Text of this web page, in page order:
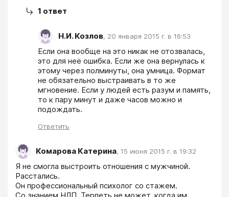
1 ответ
Н.И. Козлов, 20 января 2015 г. в 16:53
Если она вообще на это никак не отозвалась,
это для неё ошибка. Если же она вернулась к
этому через полминуты, она умница. Формат
не обязательно выстраивать в то же
мгновение. Если у людей есть разум и память,
то к пару минут и даже часов можно и
подождать.
Ответить
Комарова Катерина, 15 июня 2015 г. в 19:32
Я не смогла выстроить отношения с мужчиной.
Расстались.
Он профессиональный психолог со стажем.